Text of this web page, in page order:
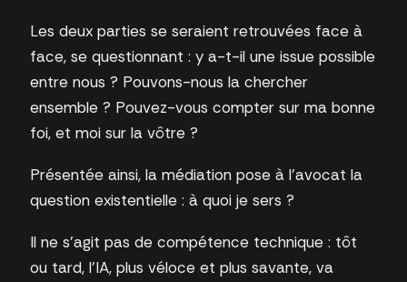
Les deux parties se seraient retrouvées face à
face, se questionnant : y a-t-il une issue possible
entre nous ? Pouvons-nous la chercher
ensemble ? Pouvez-vous compter sur ma bonne
foi, et moi sur la vôtre ?
Présentée ainsi, la médiation pose à l’avocat la
question existentielle : à quoi je sers ?
Il ne s’agit pas de compétence technique : tôt
ou tard, l’IA, plus véloce et plus savante, va